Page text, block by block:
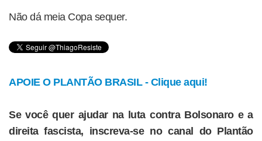
Não dá meia Copa sequer.
APOIE O PLANTÃO BRASIL - Clique aqui!
Se você quer ajudar na luta contra Bolsonaro e a
direita fascista, inscreva-se no canal do Plantão